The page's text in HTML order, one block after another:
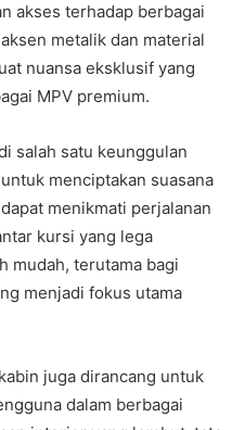
akses terhadap berbagai
metalik dan material
nuansa eksklusif yang
MPV premium.
salah satu keunggulan
menciptakan suasana
menikmati perjalanan
kursi yang lega
mudah, terutama bagi
menjadi fokus utama
juga dirancang untuk
dalam berbagai